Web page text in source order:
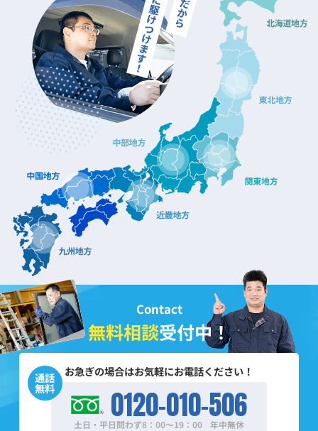
Contact
無料相談受付中！
お急ぎの場合はお気軽にお電話ください！
通話
無料 0120-010-506
土日・平日問わず8：00～19：00 年中無休